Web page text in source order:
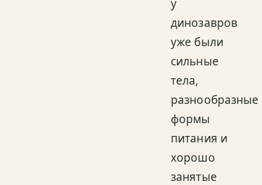
у
динозавров
уже были
сильные
тела,
разнообразные
формы
питания и
хорошо
занятые